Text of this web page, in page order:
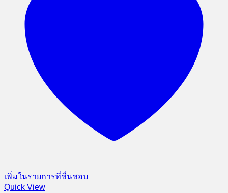
เพิ่มในรายการที่ชื่นชอบ
Quick View